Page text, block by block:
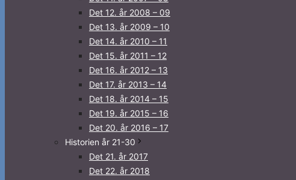
Det 12. år 2008 – 09
Det 13. år 2009 – 10
Det 14. år 2010 – 11
Det 15. år 2011 – 12
Det 16. år 2012 – 13
Det 17. år 2013 – 14
Det 18. år 2014 – 15
Det 19. år 2015 – 16
Det 20. år 2016 – 17
Historien år 21-30
Det 21. år 2017
Det 22. år 2018